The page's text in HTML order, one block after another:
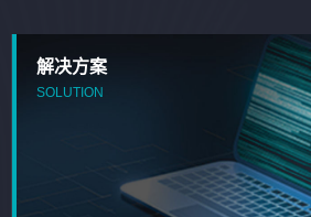
解决方案
SOLUTION